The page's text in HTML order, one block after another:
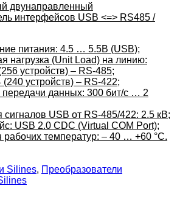
двунаправленный
интерфейсов USB <=> RS485 /
питания: 4.5 … 5.5В (USB);
нагрузка (Unit Load) на линию:
устройств) – RS-485;
(240 устройств) – RS-422;
передачи данных: 300 бит/c … 2
сигналов USB от RS-485/422: 2.5 кВ;
USB 2.0 CDC (Virtual COM Port);
рабочих температур: – 40 … +60 °C.
Silines, Преобразователи